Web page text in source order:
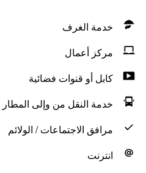
خدمة الغرف
مركز أعمال
كابل أو قنوات فضائية
خدمة النقل من وإلى المطار
مرافق الاجتماعات / الولائم
انترنت